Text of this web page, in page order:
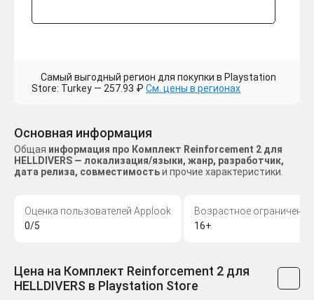
Самый выгодный регион для покупки в Playstation
Store: Turkey — 257.93 ₽ См. цены в регионах
Основная информация
Общая информация про Комплект Reinforcement 2 для
HELLDIVERS — локализация/языки, жанр, разработчик,
дата релиза, совместимостьи прочие характеристики.
Оценка пользователей Applook
0/5
Возрастное ограничение
16+
Цена на Комплект Reinforcement 2 для
HELLDIVERS в Playstation Store